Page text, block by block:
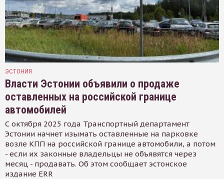
ЭСТОНИЯ
Власти Эстонии объявили о продаже
оставленных на российской границе
автомобилей
С октября 2025 года Транспортный департамент
Эстонии начнет изымать оставленные на парковке
возле КПП на российской границе автомобили, а потом
- если их законные владельцы не объявятся через
месяц - продавать. Об этом сообщает эстонское
издание ERR